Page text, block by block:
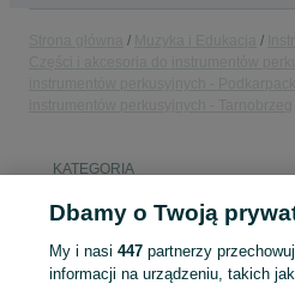
KATEGORIA
Dbamy o Twoją
My i nasi447 partnerzy
informacji na urządzeniu, takich